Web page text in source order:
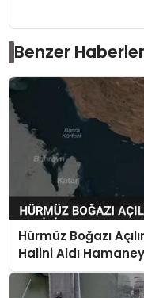
Benzer Haberler
Hürmüz Boğazı
Halini Aldı